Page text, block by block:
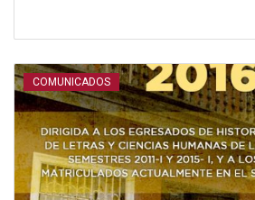
COMUNICADOS